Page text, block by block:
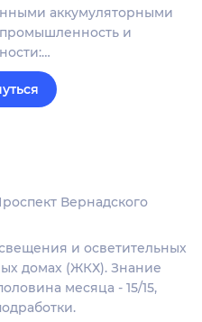
аккумуляторными
и
Вернадского
и осветительных
домах (ЖКХ). Знание
месяца - 15/15,